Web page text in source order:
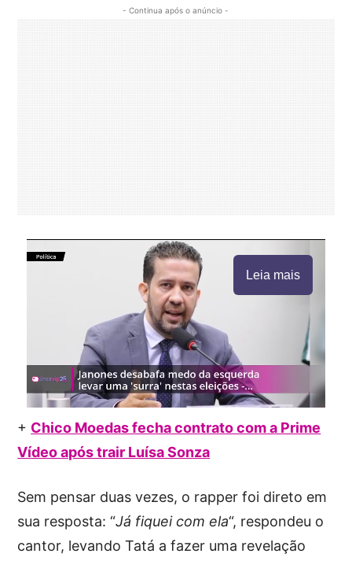
- Continua após o anúncio -
Leia mais
+ Chico Moedas fecha contrato com a Prime
Vídeo após trair Luísa Sonza
Sem pensar duas vezes, o rapper foi direto em
sua resposta: “Já fiquei com ela“, respondeu o
cantor, levando Tatá a fazer uma revelação